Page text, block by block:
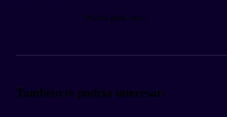
Prueba gratis ahora
También te podría interesar: